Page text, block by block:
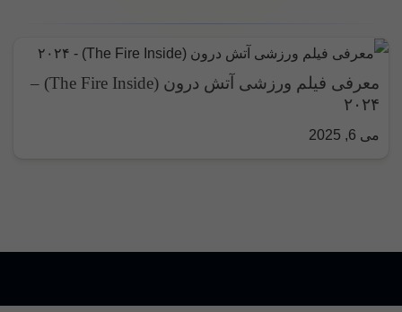
معرفی فیلم ورزشی آتش درون (The Fire Inside) –
۲۰۲۴
می 6, 2025